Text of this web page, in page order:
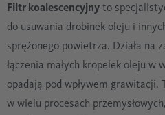
Filtr koalescencyjny to
do usuwania drobinek oleju i
sprężonego powietrza. Działa na
łączenia małych kropelek oleju w
opadają pod wpływem
w wielu procesach